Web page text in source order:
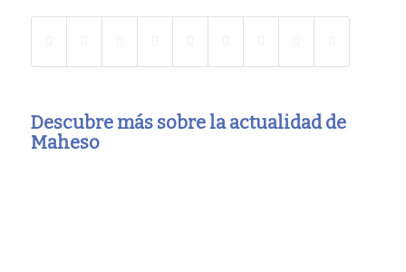
Descubre más sobre la actualidad de
Maheso